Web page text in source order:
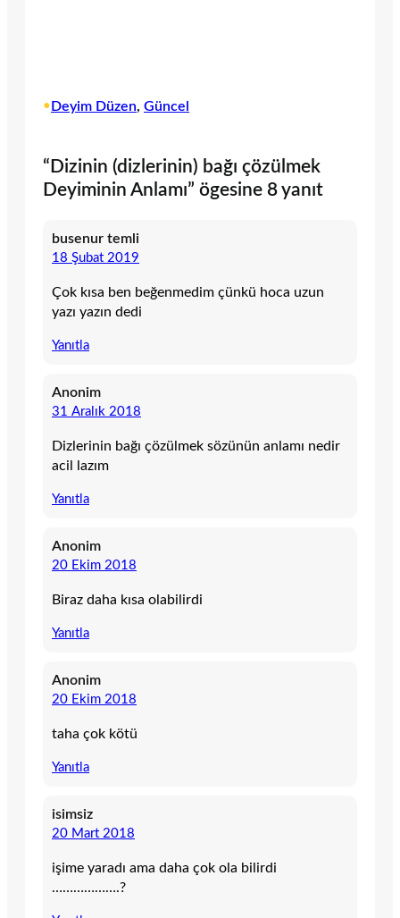
•Deyim Düzen, Güncel
“Dizinin (dizlerinin) bağı çözülmek
Deyiminin Anlamı” ögesine 8 yanıt
busenur temli
18 Şubat 2019
Çok kısa ben beğenmedim çünkü hoca uzun
yazı yazın dedi
Yanıtla
Anonim
31 Aralık 2018
Dizlerinin bağı çözülmek sözünün anlamı nedir
acil lazım
Yanıtla
Anonim
20 Ekim 2018
Biraz daha kısa olabilirdi
Yanıtla
Anonim
20 Ekim 2018
taha çok kötü
Yanıtla
isimsiz
20 Mart 2018
işime yaradı ama daha çok ola bilirdi
……………….?